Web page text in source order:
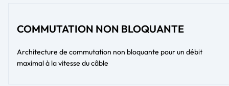
COMMUTATION NON BLOQUANTE
Architecture de commutation non bloquante pour un débit
maximal à la vitesse du câble